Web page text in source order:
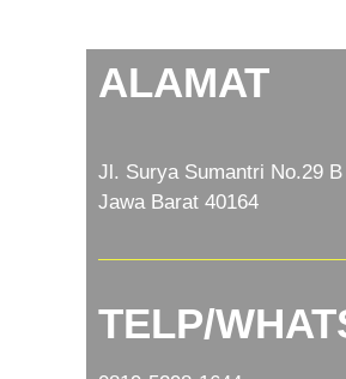
ALAMAT
Jl. Surya Sumantri No.29
Jawa Barat 40164
TELP/